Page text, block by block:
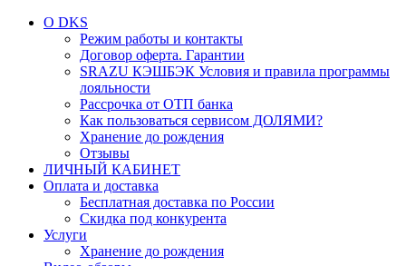
О DKS
Режим работы и контакты
Договор оферта. Гарантии
SRAZU КЭШБЭК Условия и правила программы
лояльности
Рассрочка от ОТП банка
Как пользоваться сервисом ДОЛЯМИ?
Хранение до рождения
Отзывы
ЛИЧНЫЙ КАБИНЕТ
Оплата и доставка
Бесплатная доставка по России
Скидка под конкурента
Услуги
Хранение до рождения